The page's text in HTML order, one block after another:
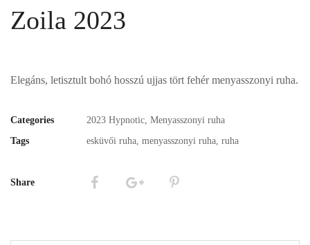
Zoila 2023
Elegáns, letisztult bohó hosszú ujjas tört fehér menyasszonyi ruha.
Categories 2023 Hypnotic, Menyasszonyi ruha
Tags
esküvői ruha, menyasszonyi ruha, ruha
Share